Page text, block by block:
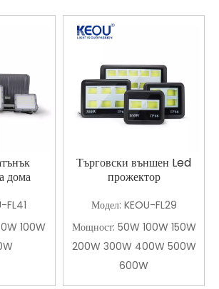
дома
FL41
100W
Търговски външен Led
прожектор
Модел: KEOU-FL29
Мощност: 50W 100W 150W
200W 300W 400W 500W
600W